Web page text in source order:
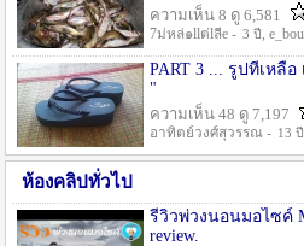
ความเห็น 8 ดู 6,581
7ม่หล่๑llต่lลีe - 3 ปี ,
PART 3 ... รูปที่เหลื
"
ความเห็น 48 ดู 7,197
อาทิตย์วงศ์สุวรรณ - 13 ปี
ห้องคลิปทั่วไป
รีวิวพ่วงนอนมอไซค์
review.